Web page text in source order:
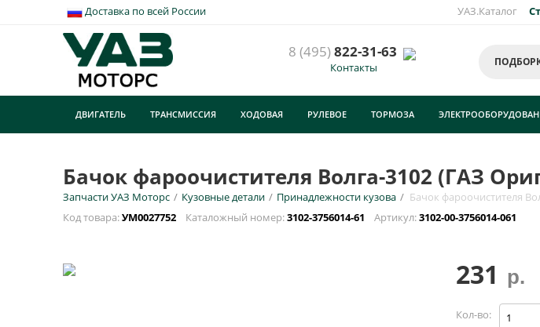
Доставка по всей России УАЗ.Каталог
8 (495)822-31-63
Контакты
ДВИГАТЕЛЬ ТРАНСМИССИЯ ХОДОВАЯ РУЛЕВОЕ ТОРМОЗА
Бачок фароочистителя Волга-3102 (ГАЗ
Запчасти УАЗ Моторс / Кузовные детали / Принадлежности кузова / Бачок фароочистителя
Код товара:УМ0027752 Каталожный номер:3102-3756014-61 Артикул:3102-00-3756014-061
231 р.
Кол-во:
Уведомить о появлении
Укажите e-mail и\или номер телефона
Номер телефона для SMS